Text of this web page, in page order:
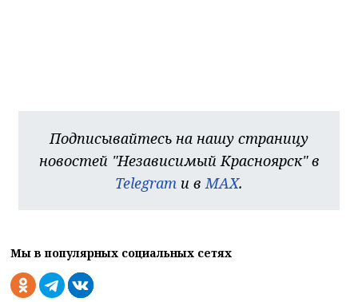
Подписывайтесь на нашу страницу
новостей "Независимый Красноярск" в
Telegram и вMAX.
Мы в популярных социальных сетях